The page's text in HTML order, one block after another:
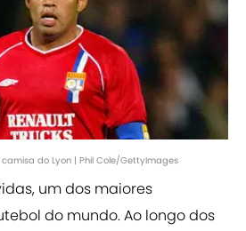
do Lyon | Phil Cole/GettyImages
um dos maiores
do mundo. Ao longo dos